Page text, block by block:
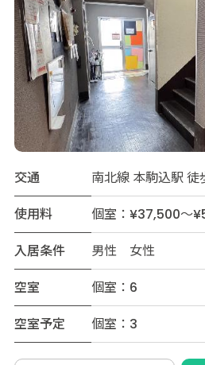
交通
南北線 本駒込駅 徒
使用料
個室：¥37,500～
入居条件
男性 女性
空室
個室：6
空室予定
個室：3